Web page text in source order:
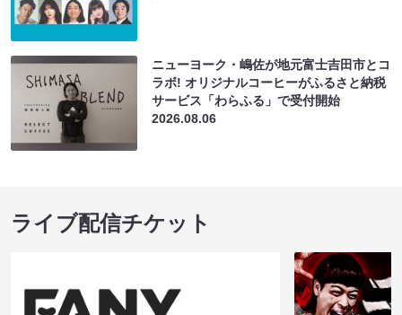
ニューヨーク・嶋佐が地元富士吉田市とコ
ラボ! オリジナルコーヒーがふるさと納税
サービス「わらふる」で受付開始
2026.08.06
ライブ配信チケット